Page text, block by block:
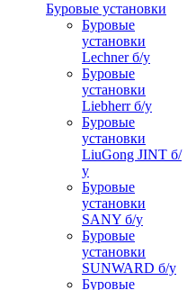
Буровые установки
Буровые
установки
Lechner б/у
Буровые
установки
Liebherr б/у
Буровые
установки
LiuGong JINT б/
у
Буровые
установки
SANY б/у
Буровые
установки
SUNWARD б/у
Буровые